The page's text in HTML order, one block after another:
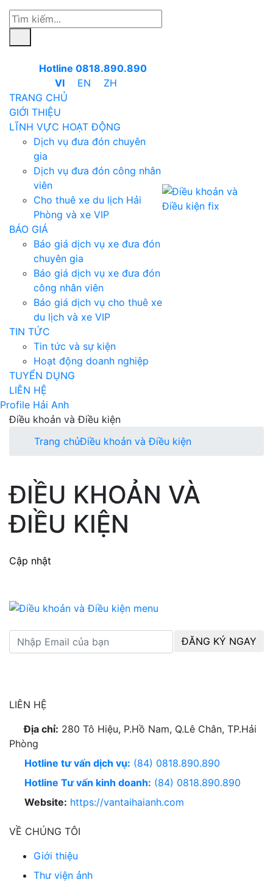
Hotline 0818.890.890
VI
EN
ZH
TRANG CHỦ
GIỚI THIỆU
LĨNH VỰC HOẠT ĐỘNG
Dịch vụ đưa đón chuyên
gia
Dịch vụ đưa đón công nhân
viên
Cho thuê xe du lịch Hải
Phòng và xe VIP
BÁO GIÁ
Báo giá dịch vụ xe đưa đón
chuyên gia
Báo giá dịch vụ xe đưa đón
công nhân viên
Báo giá dịch vụ cho thuê xe
du lịch và xe VIP
TIN TỨC
Tin tức và sự kiện
Hoạt động doanh nghiệp
TUYỂN DỤNG
LIÊN HỆ
Profile Hải Anh
Điều khoản và Điều kiện
Trang chủĐiều khoản và Điều kiện
ĐIỀU KHOẢN VÀ
ĐIỀU KIỆN
Cập nhật
ĐĂNG KÝ NGAY
LIÊN HỆ
Địa chỉ: 280 Tô Hiệu, P.Hồ Nam, Q.Lê Chân, TP.Hải
Phòng
Hotline tư vấn dịch vụ: (84) 0818.890.890
Hotline Tư vấn kinh doanh: (84) 0818.890.890
Website: https://vantaihaianh.com
VỀ CHÚNG TÔI
Giới thiệu
Thư viện ảnh